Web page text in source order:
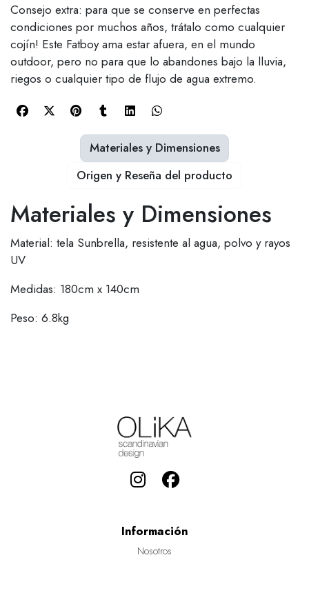
Consejo extra: para que se conserve en perfectas
condiciones por muchos años, trátalo como cualquier
cojín! Este Fatboy ama estar afuera, en el mundo
outdoor, pero no para que lo abandones bajo la lluvia,
riegos o cualquier tipo de flujo de agua extremo.
Materiales y Dimensiones
Material: tela Sunbrella, resistente al agua, polvo y rayos
UV
Medidas: 180cm x 140cm
Peso: 6.8kg
Materiales y Dimensiones
Origen y Reseña del producto
Información
Nosotros